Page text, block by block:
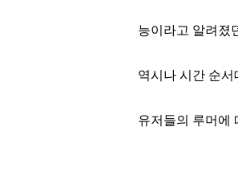
능이라고 알려졌
역시나 시간 순
유저들의 루머에